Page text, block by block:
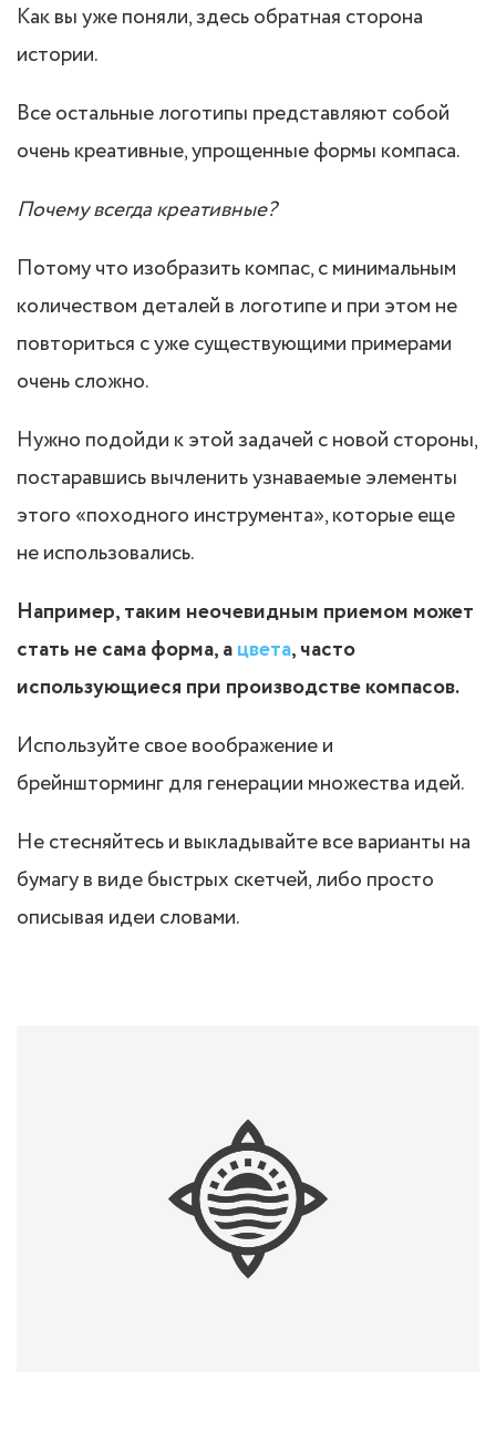
Как вы уже поняли, здесь обратная сторона
истории.
Все остальные логотипы представляют собой
очень креативные, упрощенные формы компаса.
Почему всегда креативные?
Потому что изобразить компас, с минимальным
количеством деталей в логотипе и при этом не
повториться с уже существующими примерами
очень сложно.
Нужно подойди к этой задачей с новой стороны,
постаравшись вычленить узнаваемые элементы
этого «походного инструмента», которые еще
не использовались.
Например, таким неочевидным приемом может
стать не сама форма, ацвета, часто
использующиеся при производстве компасов.
Используйте свое воображение и
брейншторминг для генерации множества идей.
Не стесняйтесь и выкладывайте все варианты на
бумагу в виде быстрых скетчей, либо просто
описывая идеи словами.